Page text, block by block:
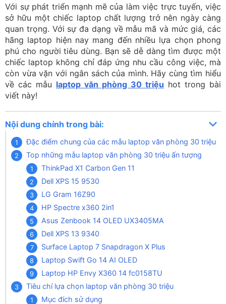
Với sự phát triển mạnh mẽ của làm việc trực tuyến, việc
sở hữu một chiếc laptop chất lượng trở nên ngày càng
quan trọng. Với sự đa dạng về mẫu mã và mức giá, các
hãng laptop hiện nay mang đến nhiều lựa chọn phong
phú cho người tiêu dùng. Bạn sẽ dễ dàng tìm được một
chiếc laptop không chỉ đáp ứng nhu cầu công việc, mà
còn vừa vặn với ngân sách của mình. Hãy cùng tìm hiểu
về các mẫu laptop văn phòng 30 triệu hot trong bài
viết này!
Nội dung chính trong bài:
Đặc điểm chung của các mẫu laptop văn phòng 30 triệu
Top những mẫu laptop văn phòng 30 triệu ấn tượng
ThinkPad X1 Carbon Gen 11
Dell XPS 15 9530
LG Gram 16Z90
HP Spectre x360 2in1
Asus Zenbook 14 OLED UX3405MA
Dell XPS 13 9340
Surface Laptop 7 Snapdragon X Plus
Laptop Swift Go 14 AI OLED
Laptop HP Envy X360 14 fc0158TU
Tiêu chí lựa chọn laptop văn phòng 30 triệu
Mục đích sử dụng